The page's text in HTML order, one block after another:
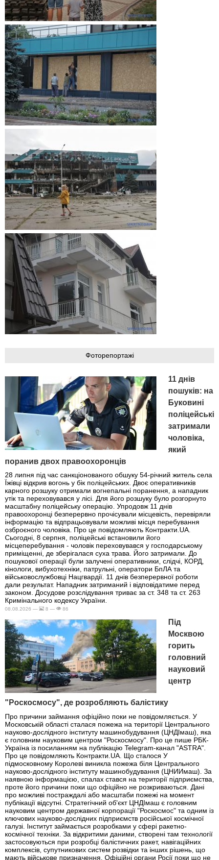
Фоторепортажі
11 днів
пошуків: на
Буковині
поліцейські
затримали
чоловіка,
який
поранив двох правоохоронців
28 липня під час санкціонованого обшуку 54-річний житель села
Їжівці відкрив вогонь у бік поліцейських. Двоє оперативників
карного розшуку отримали вогнепальні поранення, а нападник
утік та переховувався у лісі. Для його розшуку було розгорнуто
масштабну поліцейську операцію. Упродовж 11 днів
правоохоронці безперервно прочісували місцевість, перевіряли
інформацію та відпрацьовували можливі місця перебування
озброєного чоловіка. Про це повідомляють Контракти.UA.
Сьогодні, 8 серпня, поліцейські встановили його
місцеперебування - чоловік переховувався у господарському
приміщенні, де зберігалася суха трава. Його затримали. До
пошукової операції були залучені оперативники, слідчі, КОРД,
кінологи, вибухотехніки, патрульні, оператори БпЛА та
військовослужбовці Нацгвардії. 11 днів безперервної роботи
дали результат. Нападник затриманий і відповідатиме перед
законом. Досудове розслідування триває за ст. 348 та ст. 263
Кримінального кодексу України.
08.08.2026 — 8 — 86
Під
Москвою
горить
головний
науковий
центр
"Роскосмосу", де розробляють балістику
Про причини займання офіційно поки не повідомляється. У
Московській області сталася пожежа на території Центрального
науково-дослідного інституту машинобудування (ЦНДІмаш), яка
є головним науковим центром "Роскосмосу". Про це пише РБК-
Україна із посиланням на публікацію Telegram-канал "ASTRA".
Про це повідомляють Контракти.UA. Що сталося У
підмосковному Королеві виникла пожежа біля Центрального
науково-дослідного інституту машинобудування (ЦНИИмаш). За
наявною інформацією, спалах стався на території підприємства,
проте його причини поки що офіційно не розкриваються. Дані
про можливі постраждалі або масштаби пожежі на момент
публікації відсутні. Стратегічний об'єкт ЦНДІмаш є головним
науковим центром державної корпорації "Роскосмос" та одним із
ключових науково-дослідних підприємств російської космічної
галузі. Інститут займається розробками у сфері ракетно-
космічної техніки. За відкритими даними, створені там технології
застосовуються при розробці балістичних ракет, навігаційних
комплексів, супутникових систем розвідки та інших рішень, що
мають військове призначення. Офіційні органи Росії поки що не